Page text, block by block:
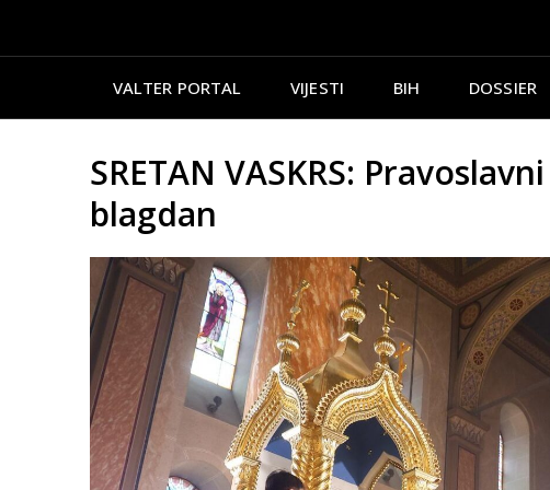
VALTER PORTAL VIJESTI BIH DOSSIER
SRETAN VASKRS:
blagdan